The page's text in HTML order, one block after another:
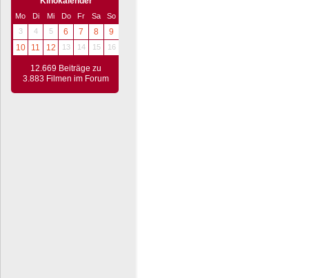
Mo Di Mi Do Fr Sa
So
3
4 5 6 7 8
9
10
11 12 13 14 15 16
12.669 Beiträge zu
3.883 Filmen im Forum